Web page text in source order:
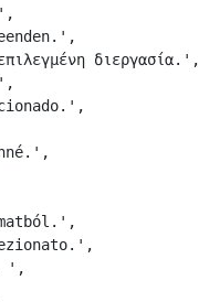
διεργασία.',
',